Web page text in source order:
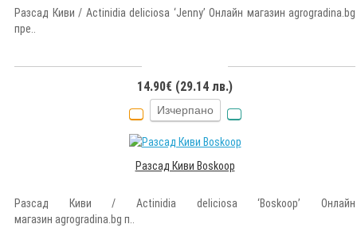
Разсад Киви / Actinidia deliciosa ‘Jenny’ Онлайн магазин agrogradina.bg
пре..
14.90€ (29.14 лв.)
Изчерпано
Разсад Киви Boskoop
Разсад Киви / Actinidia deliciosa ‘Boskoop’ Онлайн
магазин agrogradina.bg п..